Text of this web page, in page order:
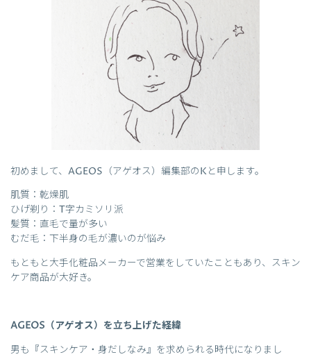
初めまして、AGEOS（アゲオス）編集部のKと申します。
肌質：乾燥肌
ひげ剃り：T字カミソリ派
髪質：直毛で量が多い
むだ毛：下半身の毛が濃いのが悩み
もともと大手化粧品メーカーで営業をしていたこともあり、スキン
ケア商品が大好き。
AGEOS（アゲオス）を立ち上げた経緯
男も『スキンケア・身だしなみ』を求められる時代になりまし